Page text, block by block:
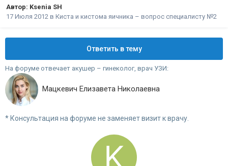
Автор: Ksenia SH
17 Июля 2012 в Киста и кистома яичника – вопрос специалисту №2
Ответить в тему
На форуме отвечает акушер – гинеколог, врач УЗИ:
Мацкевич Елизавета Николаевна
* Консультация на форуме не заменяет визит к врачу.